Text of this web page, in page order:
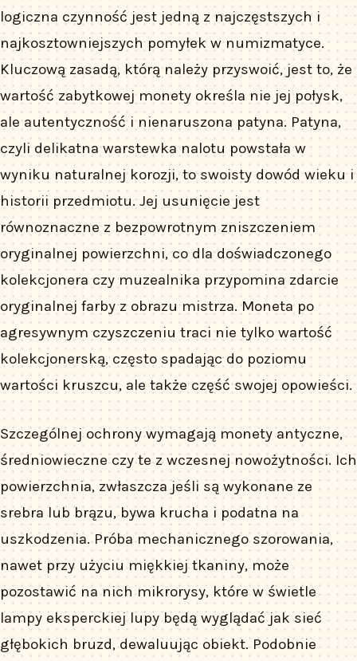
logiczna czynność jest jedną z najczęstszych i
najkosztowniejszych pomyłek w numizmatyce.
Kluczową zasadą, którą należy przyswoić, jest to, że
wartość zabytkowej monety określa nie jej połysk,
ale autentyczność i nienaruszona patyna. Patyna,
czyli delikatna warstewka nalotu powstała w
wyniku naturalnej korozji, to swoisty dowód wieku i
historii przedmiotu. Jej usunięcie jest
równoznaczne z bezpowrotnym zniszczeniem
oryginalnej powierzchni, co dla doświadczonego
kolekcjonera czy muzealnika przypomina zdarcie
oryginalnej farby z obrazu mistrza. Moneta po
agresywnym czyszczeniu traci nie tylko wartość
kolekcjonerską, często spadając do poziomu
wartości kruszcu, ale także część swojej opowieści.
Szczególnej ochrony wymagają monety antyczne,
średniowieczne czy te z wczesnej nowożytności. Ich
powierzchnia, zwłaszcza jeśli są wykonane ze
srebra lub brązu, bywa krucha i podatna na
uszkodzenia. Próba mechanicznego szorowania,
nawet przy użyciu miękkiej tkaniny, może
pozostawić na nich mikrorysy, które w świetle
lampy eksperckiej lupy będą wyglądać jak sieć
głębokich bruzd, dewaluując obiekt. Podobnie